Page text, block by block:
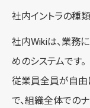
社内イントラの種
社内Wikiは、業務
めのシステムです。
従業員全員が自由
で、組織全体での